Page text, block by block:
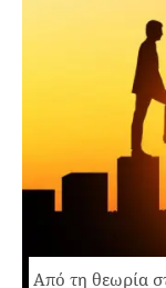
Από τη θεωρία